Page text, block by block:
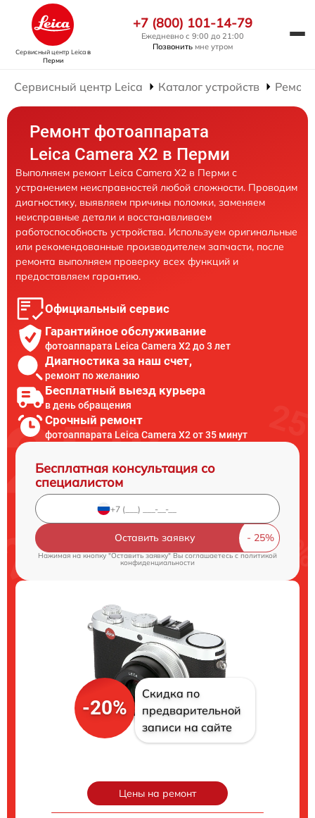
Сервисный центр Leicaв
Перми
+7 (800) 101-14-79
Ежедневно с 9:00 до 21:00
Позвонить мне утром
Сервисный центр Leica Каталог устройств
Ремонт фотоаппарата
Leica Camera X2 в Перми
Выполняем ремонт Leica Camera X2 в Перми с
устранением неисправностей любой сложности. Проводим
диагностику, выявляем причины поломки, заменяем
неисправные детали и восстанавливаем
работоспособность устройства. Используем оригинальные
или рекомендованные производителем запчасти, после
ремонта выполняем проверку всех функций и
предоставляем гарантию.
Официальный сервис
Гарантийное обслуживание
фотоаппарата Leica Camera X2 до 3 лет
Диагностика за наш счет,
ремонт по желанию
Бесплатный выезд курьера
в день обращения
Срочный ремонт
фотоаппарата Leica Camera X2 от 35 минут
Бесплатная консультация со
специалистом
Оставить заявку
Нажимая на кнопку "Оставить заявку" Вы соглашаетесь cполитикой
конфиденциальности
-20%
Скидка по
предварительной
записи на сайте
Цены на ремонт